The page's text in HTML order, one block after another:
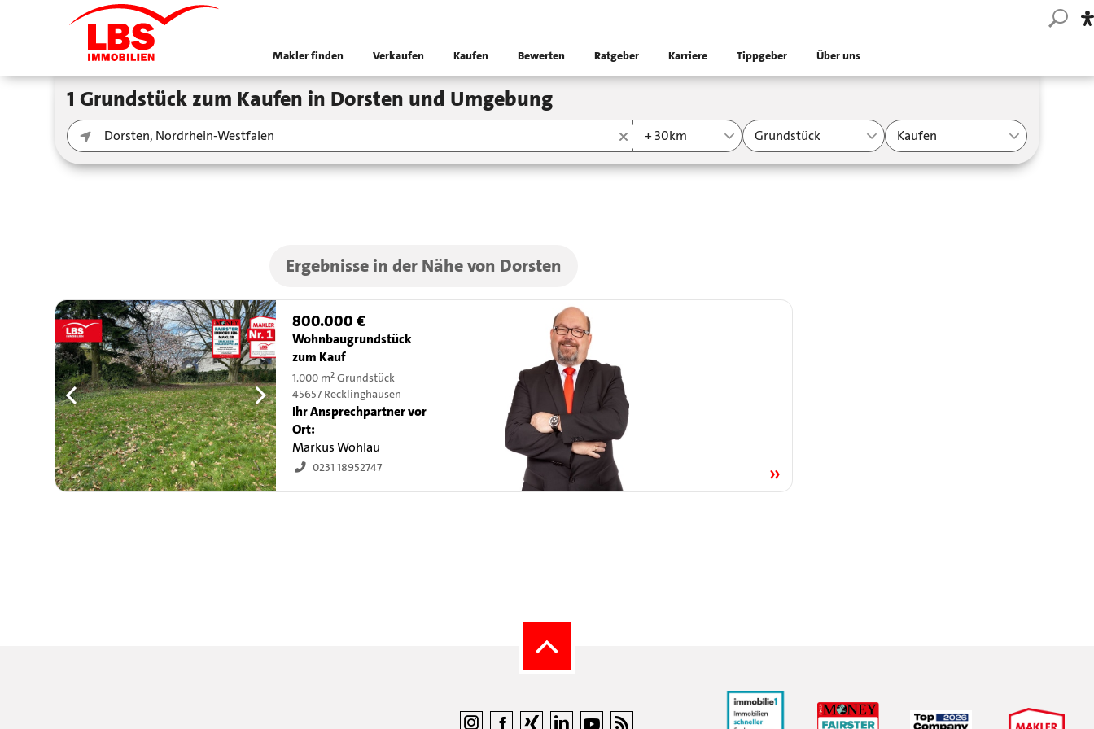
Makler finden Verkaufen Kaufen Bewerten Ratgeber Karriere Tippgeber Über uns
1 Grundstück zum Kaufen in Dorsten und Umgebung
+ 30km Grundstück Kaufen
Ergebnisse in der Nähe von Dorsten
800.000 €
Wohnbaugrundstück
zum Kauf
1.000 m² Grundstück
45657 Recklinghausen
Ihr Ansprechpartner vor
Ort:
Markus Wohlau
0231 18952747